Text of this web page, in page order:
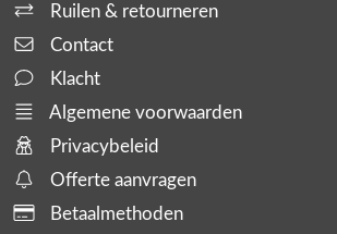
Ruilen & retourneren
Contact
Klacht
Algemene voorwaarden
Privacybeleid
Offerte aanvragen
Betaalmethoden